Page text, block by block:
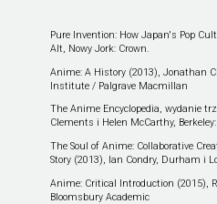
Pure Invention: How Japan's Pop
Alt, Nowy Jork: Crown.
Anime: A History (2013), Jonathan
Institute / Palgrave Macmillan
The Anime Encyclopedia, wydanie
Clements i Helen McCarthy,
The Soul of Anime: Collaborative
Story (2013), Ian Condry, Durham i
Anime: Critical Introduction (2015),
Bloomsbury Academic